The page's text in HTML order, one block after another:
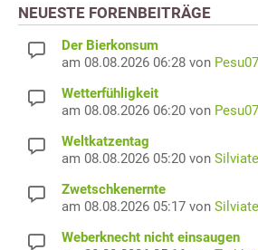
NEUESTE FORENBEITRÄGE
Der Bierkonsum
am 08.08.2026 06:28 von Pesu07
Wetterfühligkeit
am 08.08.2026 06:20 von Pesu07
Weltkatzentag
am 08.08.2026 05:20 von
Zwetschkenernte
am 08.08.2026 05:17 von
Weberknecht nicht einsaugen